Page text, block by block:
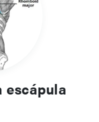
escápula